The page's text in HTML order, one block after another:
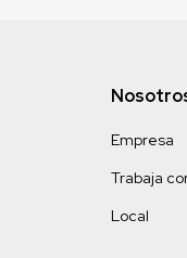
Empresa
Trabaja
Local